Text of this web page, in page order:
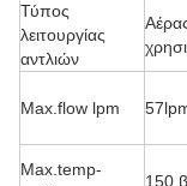
Τύπος
λειτουργίας
αντλιών
Max.flow lpm
Max.temp-
150